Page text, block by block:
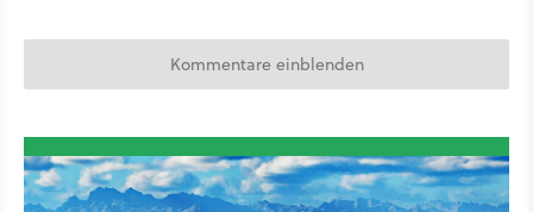
Kommentare einblenden